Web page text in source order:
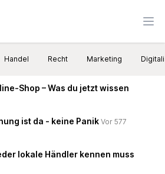
Handel Recht Marketing
Shop – Was du jetzt wissen
ist da - keine Panik Vor 577
lokale Händler kennen muss